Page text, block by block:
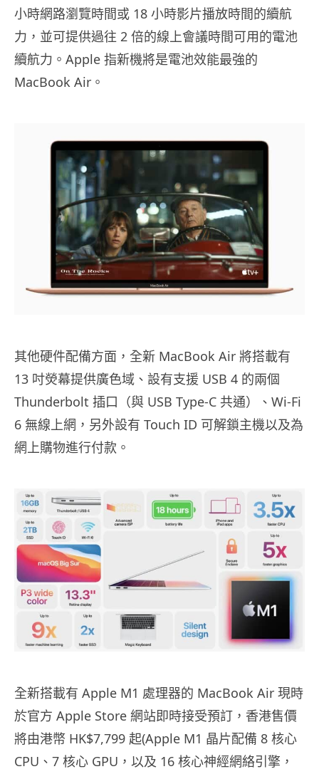
小時網路瀏覽時間或 18 小時影片播放時間的續航
力，並可提供過往 2 倍的線上會議時間可用的電池
續航力。Apple 指新機將是電池效能最強的
MacBook Air。
其他硬件配備方面，全新 MacBook Air 將搭載有
13 吋熒幕提供廣色域、設有支援 USB 4 的兩個
Thunderbolt 插口（與 USB Type-C 共通）、Wi-Fi
6 無線上網，另外設有 Touch ID 可解鎖主機以及為
網上購物進行付款。
全新搭載有 Apple M1 處理器的 MacBook Air 現時
於官方 Apple Store 網站即時接受預訂，香港售價
將由港幣 HK$7,799 起(Apple M1 晶片配備 8 核心
CPU、7 核心 GPU，以及 16 核心神經網絡引擎，